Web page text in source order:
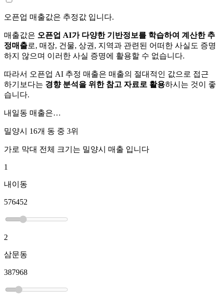
오픈업 매출값은 추정값 입니다.
매출값은 오픈업 AI가 다양한 기반정보를 학습하여 계산한 추
정매출로, 매장, 건물, 상권, 지역과 관련된 어떠한 사실도 증명
하지 않으며 이러한 사실 증명에 활용할 수 없습니다.
따라서 오픈업 AI 추정 매출은 매출의 절대적인 값으로 접근
하기보다는 경향 분석을 위한 참고 자료로 활용하시는 것이 좋
습니다.
내일동 매출은…
밀양시 16개 동 중 3위
가로 막대 전체 크기는 밀양시 매출 입니다
1
내이동
576452
2
삼문동
387968